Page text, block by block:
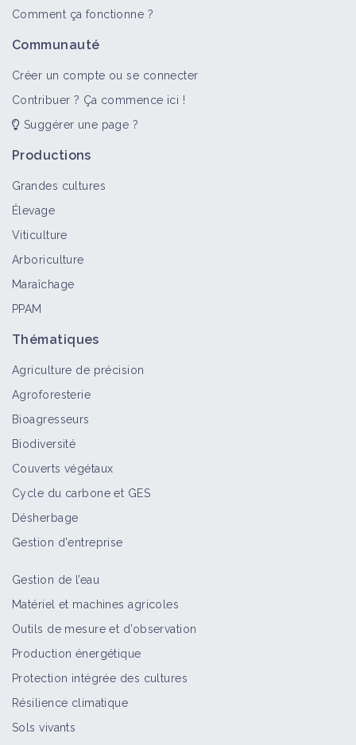
Comment ça fonctionne ?
Communauté
Créer un compte ou se connecter
Contribuer ? Ça commence ici !
Suggérer une page ?
Productions
Grandes cultures
Élevage
Viticulture
Arboriculture
Maraîchage
PPAM
Thématiques
Agriculture de précision
Agroforesterie
Bioagresseurs
Biodiversité
Couverts végétaux
Cycle du carbone et GES
Désherbage
Gestion d'entreprise
Gestion de l’eau
Matériel et machines agricoles
Outils de mesure et d’observation
Production énergétique
Protection intégrée des cultures
Résilience climatique
Sols vivants